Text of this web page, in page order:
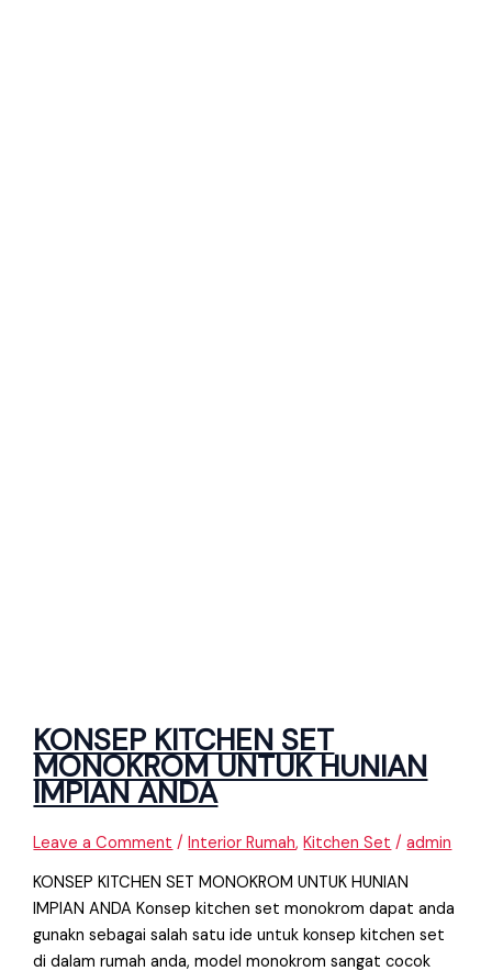
KONSEP KITCHEN SET
MONOKROM UNTUK HUNIAN
IMPIAN ANDA
Leave a Comment /Interior Rumah,Kitchen Set /admin
KONSEP KITCHEN SET MONOKROM UNTUK HUNIAN
IMPIAN ANDA Konsep kitchen set monokrom dapat anda
gunakn sebagai salah satu ide untuk konsep kitchen set
di dalam rumah anda, model monokrom sangat cocok